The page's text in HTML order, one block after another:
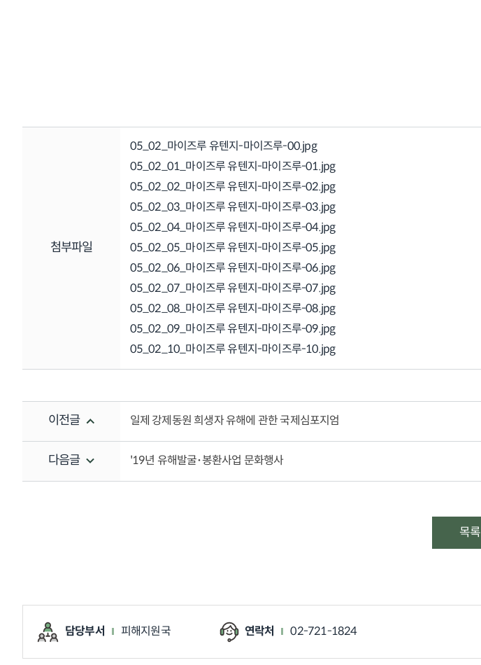
첨부파일
05_02_마이즈루 유텐지-마이즈루-00.jpg
05_02_01_마이즈루 유텐지-마이즈루-01.jpg
05_02_02_마이즈루 유텐지-마이즈루-02.jpg
05_02_03_마이즈루 유텐지-마이즈루-03.jpg
05_02_04_마이즈루 유텐지-마이즈루-04.jpg
05_02_05_마이즈루 유텐지-마이즈루-05.jpg
05_02_06_마이즈루 유텐지-마이즈루-06.jpg
05_02_07_마이즈루 유텐지-마이즈루-07.jpg
05_02_08_마이즈루 유텐지-마이즈루-08.jpg
05_02_09_마이즈루 유텐지-마이즈루-09.jpg
05_02_10_마이즈루 유텐지-마이즈루-10.jpg
이전글 일제 강제동원 희생자 유해에 관한 국제심포지엄
다음글 '19년 유해발굴･봉환사업 문화행사
목록
담당부서 피해지원국 연락처 02-721-1824